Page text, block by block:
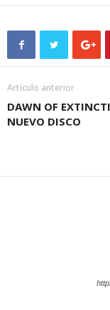
Artículo anterior
DAWN OF
NUEVO DISCO